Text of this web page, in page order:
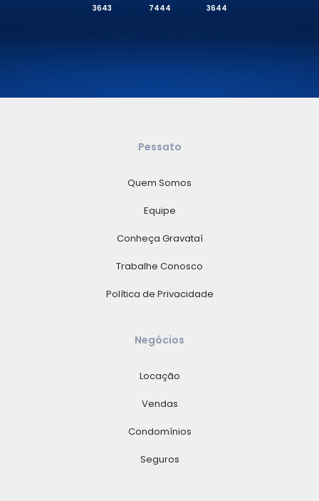
3643
7444
3644
Pessato
Quem Somos
Equipe
Conheça Gravataí
Trabalhe Conosco
Política de Privacidade
Negócios
Locação
Vendas
Condomínios
Seguros